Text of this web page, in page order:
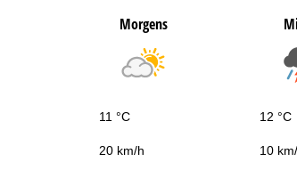
Morgens
11 °C 12 °C
20 km/h 10